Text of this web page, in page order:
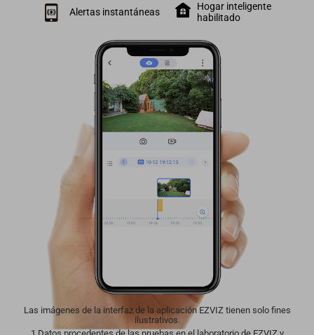
Alertas instantáneas
Hogar inteligente
habilitado
Las imágenes de la interfaz de la aplicación EZVIZ tienen solo fines
ilustrativos.